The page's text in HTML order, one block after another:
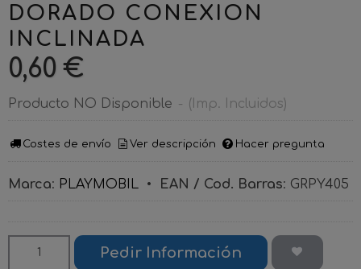
DORADO CONEXION
INCLINADA
0,60 €
Producto NO Disponible - (Imp. Incluidos)
Costes de envío Ver descripción Hacer pregunta
Marca: PLAYMOBIL • EAN / Cod. Barras: GRPY405
Pedir Información